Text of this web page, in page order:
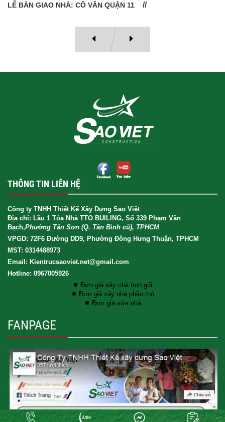
LỄ BÀN GIAO NHÀ: CÔ VÂN QUẬN 11
THÔNG TIN LIÊN HỆ
Công ty TNHH Thiết Kế Xây Dựng Sao Việt
Địa chỉ: Lầu 1 Tòa Nhà TTO BUILING, Số 339 Phạm Văn
Bạch,Phường Tân Sơn (Q. Tân Bình cũ), TPHCM
VPGD: 72F6 Đường DD9, Phường Đông Hưng Thuận, TPHCM
MST: 0314488973
Email: Kientrucsaoviet.net@gmail.com
Hotline: 0967005926
✸ Đơn giá xây nhà trọn gói
✸ Đơn giá xây nhà phần thô
✸ Đơn giá sửa nhà
FANPAGE